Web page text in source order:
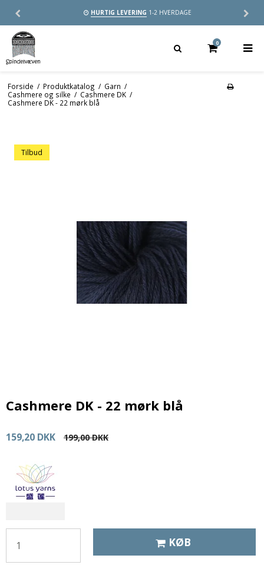
HURTIG LEVERING 1-2 HVERDAGE
0
Forside / Produktkatalog / Garn /
Cashmere og silke / Cashmere DK /
Cashmere DK - 22 mørk blå
Tilbud
Cashmere DK - 22 mørk blå
159,20 DKK 199,00 DKK
KØB